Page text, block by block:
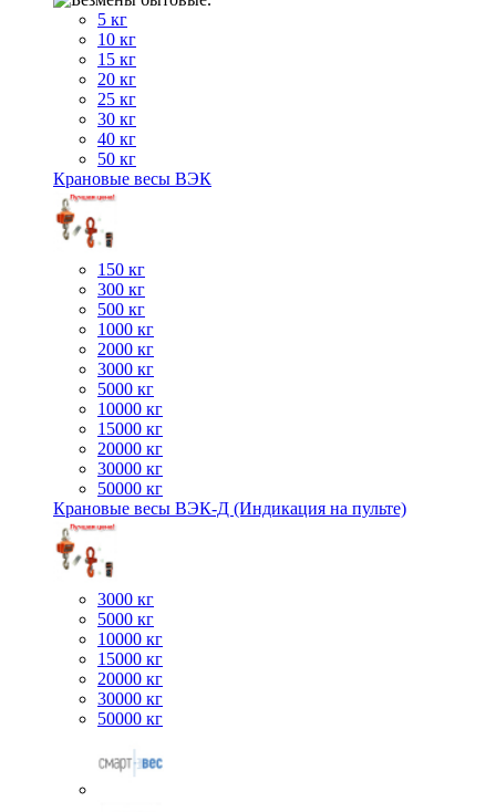
5 кг
10 кг
15 кг
20 кг
25 кг
30 кг
40 кг
50 кг
Крановые весы ВЭК
150 кг
300 кг
500 кг
1000 кг
2000 кг
3000 кг
5000 кг
10000 кг
15000 кг
20000 кг
30000 кг
50000 кг
Крановые весы ВЭК-Д (Индикация на пульте)
3000 кг
5000 кг
10000 кг
15000 кг
20000 кг
30000 кг
50000 кг